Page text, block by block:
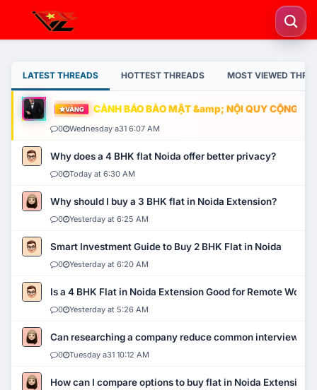
LATEST THREADS HOTTEST THREADS MOST VIEWED
VÀNG CẢNH BÁO BẢO MẬT &amp; NỘI QUY CỘNG
0 Wednesday a31 6:07 AM
Why does a 4 BHK flat Noida offer better privacy?
0 Today at 6:30 AM
Why should I buy a 3 BHK flat in Noida Extension?
0 Yesterday at 6:25 AM
Smart Investment Guide to Buy 2 BHK Flat in Noida
0 Yesterday at 6:20 AM
Is a 4 BHK Flat in Noida Extension Good for Remote Work?
0 Yesterday at 5:26 AM
Can researching a company reduce common interview
0 Tuesday a31 10:12 AM
How can I compare options to buy flat in Noida Extension?